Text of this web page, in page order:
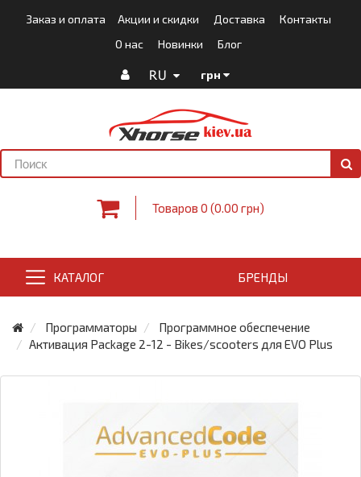
Заказ и оплата Акции и скидки Доставка
Контакты
О нас
Новинки Блог
RU грн
Товаров 0 (0.00 грн)
КАТАЛОГ БРЕНДЫ
Программаторы
Программное обеспечение
Активация Package 2-12 - Bikes/scooters для EVO Plus